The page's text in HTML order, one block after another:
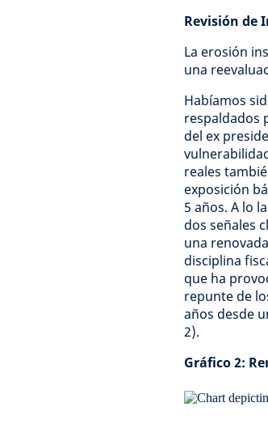
Revisión de
La erosión
una
Habíamos
respaldados
del ex
reales
exposición
5 años. A lo
dos señales
una
disciplina
que ha
repunte de
años desde
2).
Gráfico 2: